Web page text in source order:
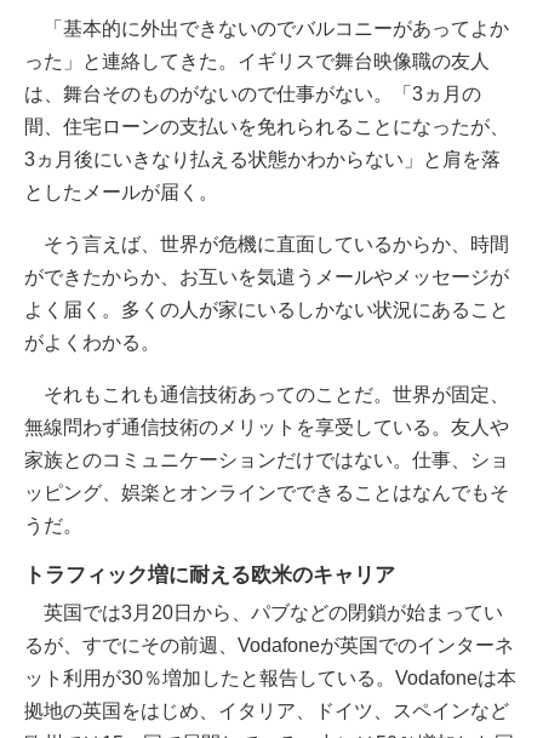
「基本的に外出できないのでバルコニーがあってよか
った」と連絡してきた。イギリスで舞台映像職の友人
は、舞台そのものがないので仕事がない。「3ヵ月の
間、住宅ローンの支払いを免れられることになったが、
3ヵ月後にいきなり払える状態かわからない」と肩を落
としたメールが届く。
そう言えば、世界が危機に直面しているからか、時間
ができたからか、お互いを気遣うメールやメッセージが
よく届く。多くの人が家にいるしかない状況にあること
がよくわかる。
それもこれも通信技術あってのことだ。世界が固定、
無線問わず通信技術のメリットを享受している。友人や
家族とのコミュニケーションだけではない。仕事、ショ
ッピング、娯楽とオンラインでできることはなんでもそ
うだ。
トラフィック増に耐える欧米のキャリア
英国では3月20日から、パブなどの閉鎖が始まってい
るが、すでにその前週、Vodafoneが英国でのインターネ
ット利用が30％増加したと報告している。Vodafoneは本
拠地の英国をはじめ、イタリア、ドイツ、スペインなど